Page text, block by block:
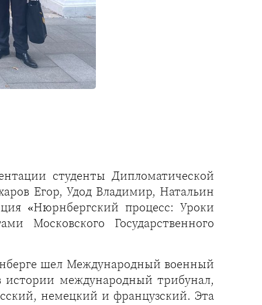
студенты Дипломатической
Егор, Удод Владимир, Натальин
«Нюрнбергский процесс: Уроки
Московского Государственного
шел Международный военный
международный трибунал,
немецкий и французский. Эта